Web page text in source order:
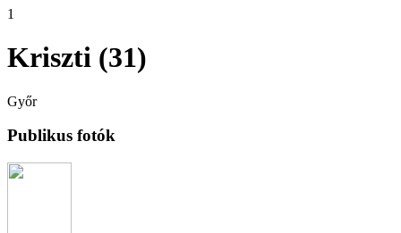
1
Kriszti (31)
Győr
Publikus fotók